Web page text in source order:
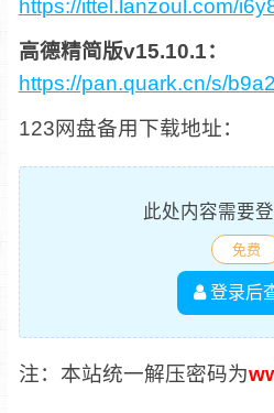
https://ittel.lanzoul.com/
高德精简版v15.10.1：
https://pan.quark.cn/s/
123网盘备用下载地址：
此处内容需要
免费
登录后
注：本站统一解压密码为